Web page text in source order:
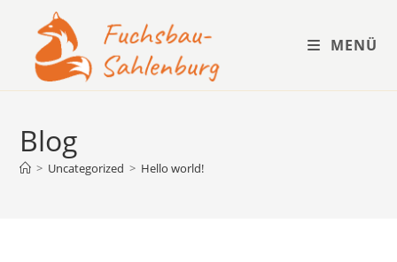
springen
MENÜ
Blog
> Uncategorized > Hello world!